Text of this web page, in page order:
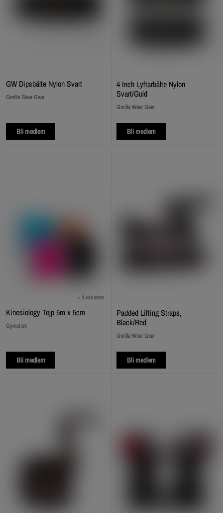
GW Dipsbälte Nylon Svart
Gorilla Wear Gear
Bli medlem
4 Inch Lyftarbälte Nylon
Svart/Guld
Gorilla Wear Gear
Bli medlem
Kinesiology Tejp 5m x 5cm
+ 3 varianter
Gymstick
Bli medlem
Padded Lifting Straps,
Black/Red
Gorilla Wear Gear
Bli medlem